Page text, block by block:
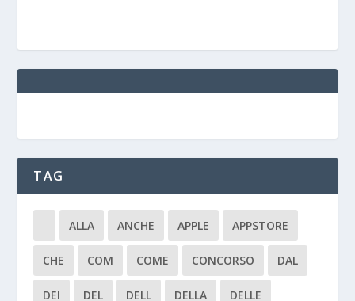
TAG
ALLA ANCHE APPLE APPSTORE
CHE COM COME CONCORSO DAL
DEI DEL DELL DELLA DELLE